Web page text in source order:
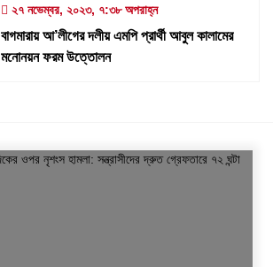
২৭ নভেম্বর, ২০২৩, ৭:৩৮ অপরাহ্ন
বাগমারায় আ’লীগের দলীয় এমপি প্রার্থী আবুল কালামের
মনোনয়ন ফরম উত্তোলন